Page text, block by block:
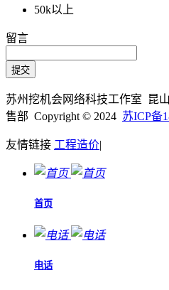
50k以上
留言
苏州挖机会网络科技工作室 昆
售部 Copyright © 2024 苏ICP备
友情链接 工程造价|
首页
电话